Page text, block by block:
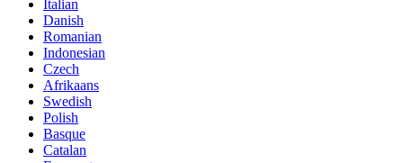
Italian
Danish
Romanian
Indonesian
Czech
Afrikaans
Swedish
Polish
Basque
Catalan